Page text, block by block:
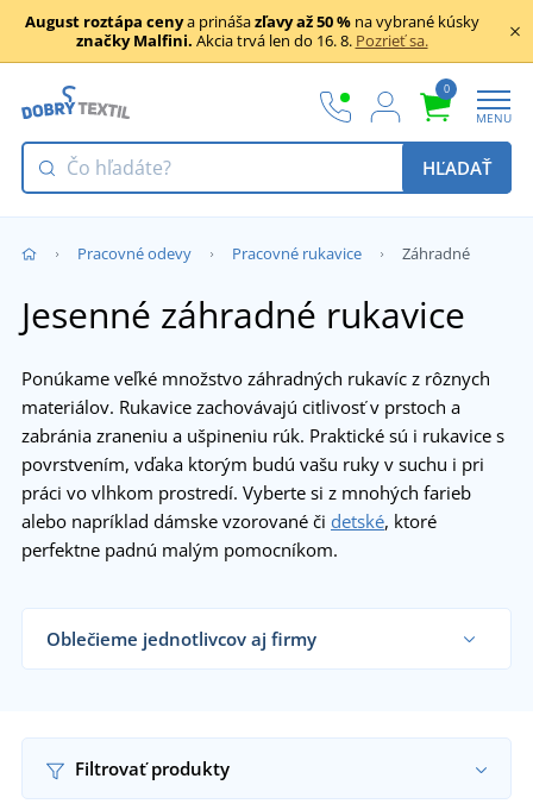
August roztápa cenya prinášazľavy až 50 %na vybrané kúsky
značky Malfini. Akcia trvá len do 16. 8. Pozrieť sa.
0
MENU
HĽADAŤ
Pracovné odevy Pracovné rukavice Záhradné
Jesenné záhradné rukavice
Ponúkame veľké množstvo záhradných rukavíc z rôznych
materiálov. Rukavice zachovávajú citlivosť v prstoch a
zabránia zraneniu a ušpineniu rúk. Praktické sú i rukavice s
povrstvením, vďaka ktorým budú vašu ruky v suchu i pri
práci vo vlhkom prostredí. Vyberte si z mnohých farieb
alebo napríklad dámske vzorované či detské, ktoré
perfektne padnú malým pomocníkom.
Oblečieme jednotlivcov aj firmy
Filtrovať produkty